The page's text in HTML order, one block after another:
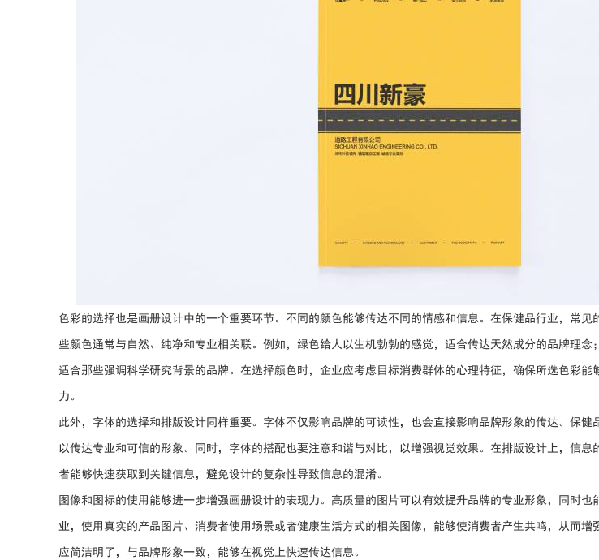
色彩的选择也是画册设计中的一个重要环节。不同的颜色能够传达不同的情感和信息。在保健品行业，常见
些颜色通常与自然、纯净和专业相关联。例如，绿色给人以生机勃勃的感觉，适合传达天然成分的品牌理念
适合那些强调科学研究背景的品牌。在选择颜色时，企业应考虑目标消费群体的心理特征，确保所选色彩能
力。
此外，字体的选择和排版设计同样重要。字体不仅影响品牌的可读性，也会直接影响品牌形象的传达。保健
以传达专业和可信的形象。同时，字体的搭配也要注意和谐与对比，以增强视觉效果。在排版设计上，信息
者能够快速获取到关键信息，避免设计的复杂性导致信息的混淆。
图像和图标的使用能够进一步增强画册设计的表现力。高质量的图片可以有效提升品牌的专业形象，同时也
业，使用真实的产品图片、消费者使用场景或者健康生活方式的相关图像，能够使消费者产生共鸣，从而增
应简洁明了，与品牌形象一致，能够在视觉上快速传达信息。